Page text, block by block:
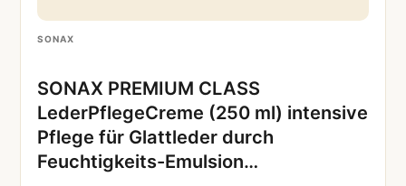
SONAX
SONAX PREMIUM CLASS
LederPflegeCreme (250 ml) intensive
Pflege für Glattleder durch
Feuchtigkeits-Emulsion…